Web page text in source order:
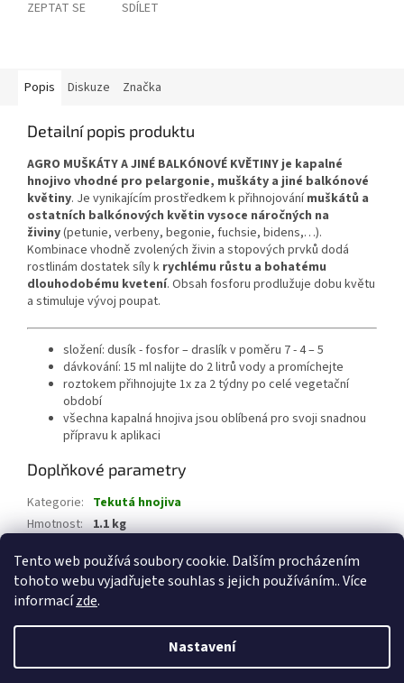
Tento web používá soubory cookie. Dalším procházením
tohoto webu vyjadřujete souhlas s jejich používáním.. Více
informacízde.
Nastavení
ZEPTAT SE SDÍLET
Popis Diskuze Značka
Detailní popis produktu
AGRO MUŠKÁTY A JINÉ BALKÓNOVÉ KVĚTINY je kapalné
hnojivo vhodné pro pelargonie, muškáty a jiné balkónové
květiny. Je vynikajícím prostředkem k přihnojovánímuškátů a
ostatních balkónových květin vysoce náročných na
živiny(petunie, verbeny, begonie, fuchsie, bidens,…).
Kombinace vhodně zvolených živin a stopových prvků dodá
rostlinám dostatek síly k rychlému růstu a bohatému
dlouhodobému kvetení. Obsah fosforu prodlužuje dobu květu
a stimuluje vývoj poupat.
složení: dusík - fosfor – draslík v poměru 7 - 4 – 5
dávkování: 15 ml nalijte do 2 litrů vody a promíchejte
roztokem přihnojujte 1x za 2 týdny po celé vegetační
období
všechna kapalná hnojiva jsou oblíbená pro svoji snadnou
přípravu k aplikaci
Doplňkové parametry
Kategorie: Tekutá hnojiva
Hmotnost: 1.1 kg